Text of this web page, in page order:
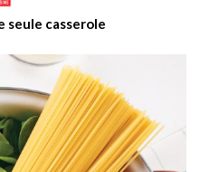
seule casserole